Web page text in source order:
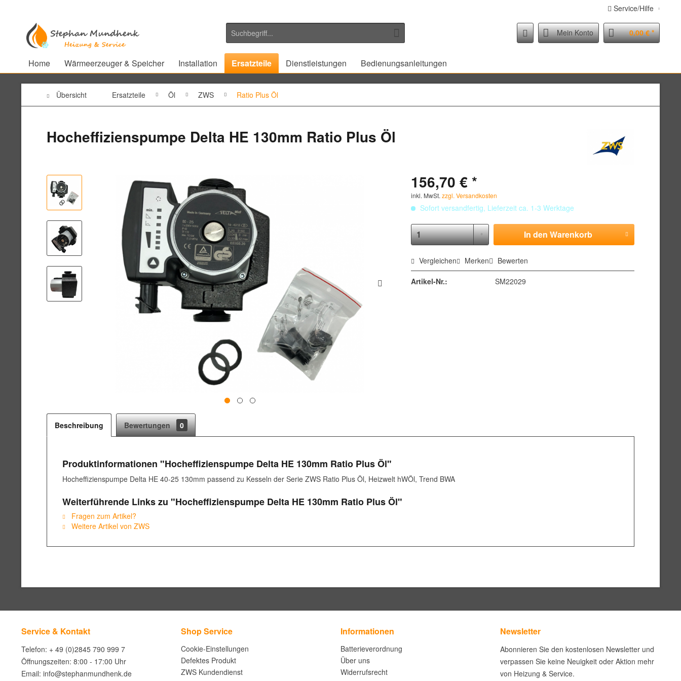
Service/Hilfe
Mein Konto 0,00 € *
Home Wärmeerzeuger & Speicher Installation Ersatzteile Dienstleistungen Bedienungsanleitungen
Übersicht Ersatzteile Öl ZWS Ratio Plus Öl
Hocheffizienspumpe Delta HE 130mm Ratio Plus Öl
156,70 € *
inkl. MwSt.zzgl. Versandkosten
Sofort versandfertig, Lieferzeit ca. 1-3 Werktage
In denWarenkorb
Vergleichen Merken Bewerten
Artikel-Nr.: SM22029
Beschreibung Bewertungen 0
Produktinformationen "Hocheffizienspumpe Delta HE 130mm Ratio Plus Öl"
Hocheffizienspumpe Delta HE 40-25 130mm passend zu Kesseln der Serie ZWS Ratio Plus Öl, Heizwelt hWÖl, Trend BWA
Weiterführende Links zu "Hocheffizienspumpe Delta HE 130mm Ratio Plus Öl"
Fragen zum Artikel?
Weitere Artikel von ZWS
Service & Kontakt
Telefon: + 49 (0)2845 790 999 7
Öffnungszeiten: 8:00 - 17:00 Uhr
Email: info@stephanmundhenk.de
Shop Service
Cookie-Einstellungen
Defektes Produkt
ZWS Kundendienst
Informationen
Batterieverordnung
Über uns
Widerrufsrecht
Newsletter
Abonnieren Sie den kostenlosen Newsletter und
verpassen Sie keine Neuigkeit oder Aktion mehr
von Heizung & Service.